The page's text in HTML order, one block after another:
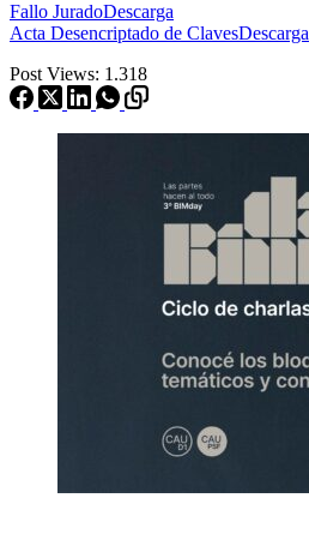
Fallo JuradoDescarga
Acta Desencriptado de ClavesDescarga
Post Views: 1.318